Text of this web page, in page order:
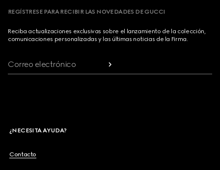
REGÍSTRESE PARA RECIBIR LAS NOVEDADES DE GUCCI
Reciba actualizaciones exclusivas sobre el lanzamiento de la colección,
comunicaciones personalizadas y las últimas noticias de la Firma.
Correo electrónico
¿NECESITA AYUDA?
Contacto